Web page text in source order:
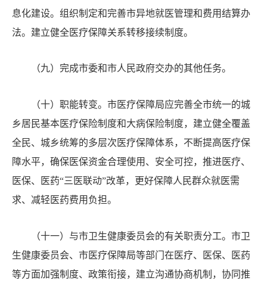
息化建设。组织制定和完善市异地就医管理和费用结算办
法。建立健全医疗保障关系转移接续制度。
（九）完成市委和市人民政府交办的其他任务。
（十）职能转变。市医疗保障局应完善全市统一的城
乡居民基本医疗保险制度和大病保险制度，建立健全覆盖
全民、城乡统筹的多层次医疗保障体系，不断提高医疗保
障水平，确保医保资金合理使用、安全可控，推进医疗、
医保、医药“三医联动”改革，更好保障人民群众就医需
求、减轻医药费用负担。
（十一）与市卫生健康委员会的有关职责分工。市卫
生健康委员会、市医疗保障局等部门在医疗、医保、医药
等方面加强制度、政策衔接，建立沟通协商机制，协同推